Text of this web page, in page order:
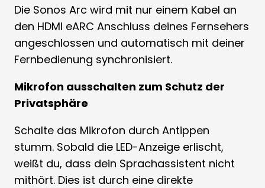
Die Sonos Arc wird mit nur einem Kabel an
den HDMI eARC Anschluss deines Fernsehers
angeschlossen und automatisch mit deiner
Fernbedienung synchronisiert.
Mikrofon ausschalten zum Schutz der
Privatsphäre
Schalte das Mikrofon durch Antippen
stumm. Sobald die LED-Anzeige erlischt,
weißt du, dass dein Sprachassistent nicht
mithört. Dies ist durch eine direkte